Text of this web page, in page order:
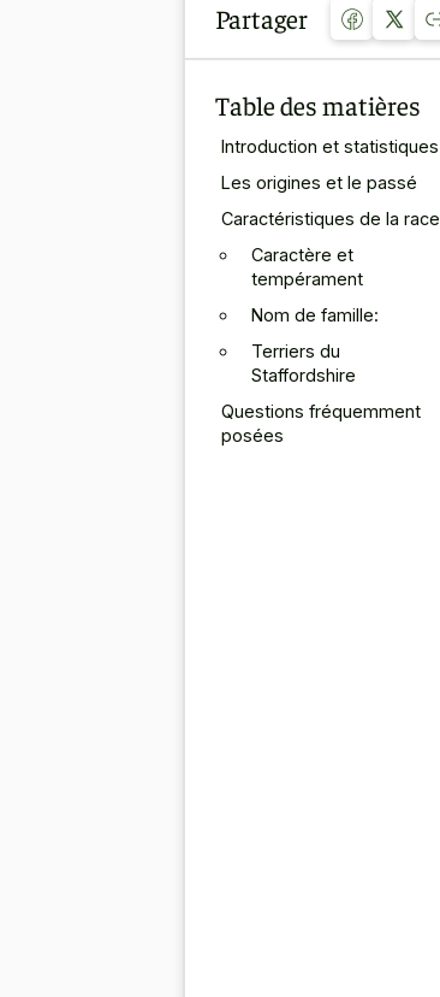
Partager
Table des matières
Introduction et statistiques
Les origines et le passé
Caractéristiques de la race
Caractère et
tempérament
Nom de famille:
Terriers du
Staffordshire
Questions fréquemment
posées